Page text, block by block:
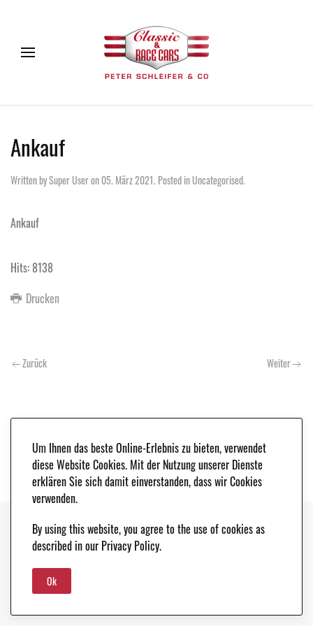
Ankauf
Written by Super User on05. März 2021. Posted inUncategorised.
Ankauf
Hits: 8138
Drucken
Zurück Weiter
Copyright © 2021. Classic & Race Cars - Peter Schleifer & Co. |IMPRESSUM
DATENSCHUTZ
Um Ihnen das beste Online-Erlebnis zu bieten, verwendet
diese Website Cookies. Mit der Nutzung unserer Dienste
erklären Sie sich damit einverstanden, dass wir Cookies
verwenden.
By using this website, you agree to the use of cookies as
described in our Privacy Policy.
Ok